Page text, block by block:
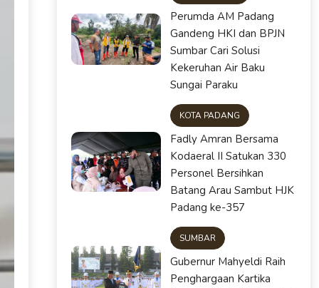
Perumda AM Padang
Gandeng HKI dan BPJN
Sumbar Cari Solusi
Kekeruhan Air Baku
Sungai Paraku
KOTA PADANG
Fadly Amran Bersama
Kodaeral II Satukan 330
Personel Bersihkan
Batang Arau Sambut HJK
Padang ke-357
SUMBAR
Gubernur Mahyeldi Raih
Penghargaan Kartika